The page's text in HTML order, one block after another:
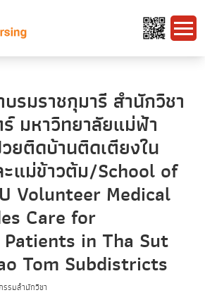
รมราชกุมารี สำนักวิชา
มหาวิทยาลัยแม่ฟ้า
ยติดบ้านติดเตียงใน
แม่ข้าวต้ม/School of
Volunteer Medical
Care for
in Tha Sut
Tom Subdistricts
รมสำนักวิชา